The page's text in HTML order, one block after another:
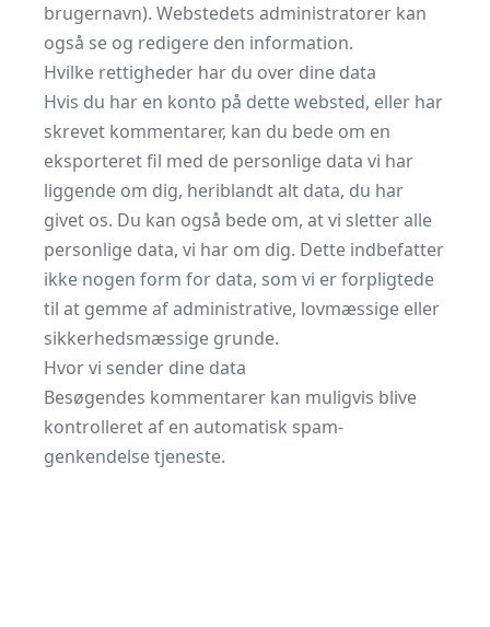
brugernavn). Webstedets administratorer kan
også se og redigere den information.
Hvilke rettigheder har du over dine data
Hvis du har en konto på dette websted, eller har
skrevet kommentarer, kan du bede om en
eksporteret fil med de personlige data vi har
liggende om dig, heriblandt alt data, du har
givet os. Du kan også bede om, at vi sletter alle
personlige data, vi har om dig. Dette indbefatter
ikke nogen form for data, som vi er forpligtede
til at gemme af administrative, lovmæssige eller
sikkerhedsmæssige grunde.
Hvor vi sender dine data
Besøgendes kommentarer kan muligvis blive
kontrolleret af en automatisk spam-
genkendelse tjeneste.